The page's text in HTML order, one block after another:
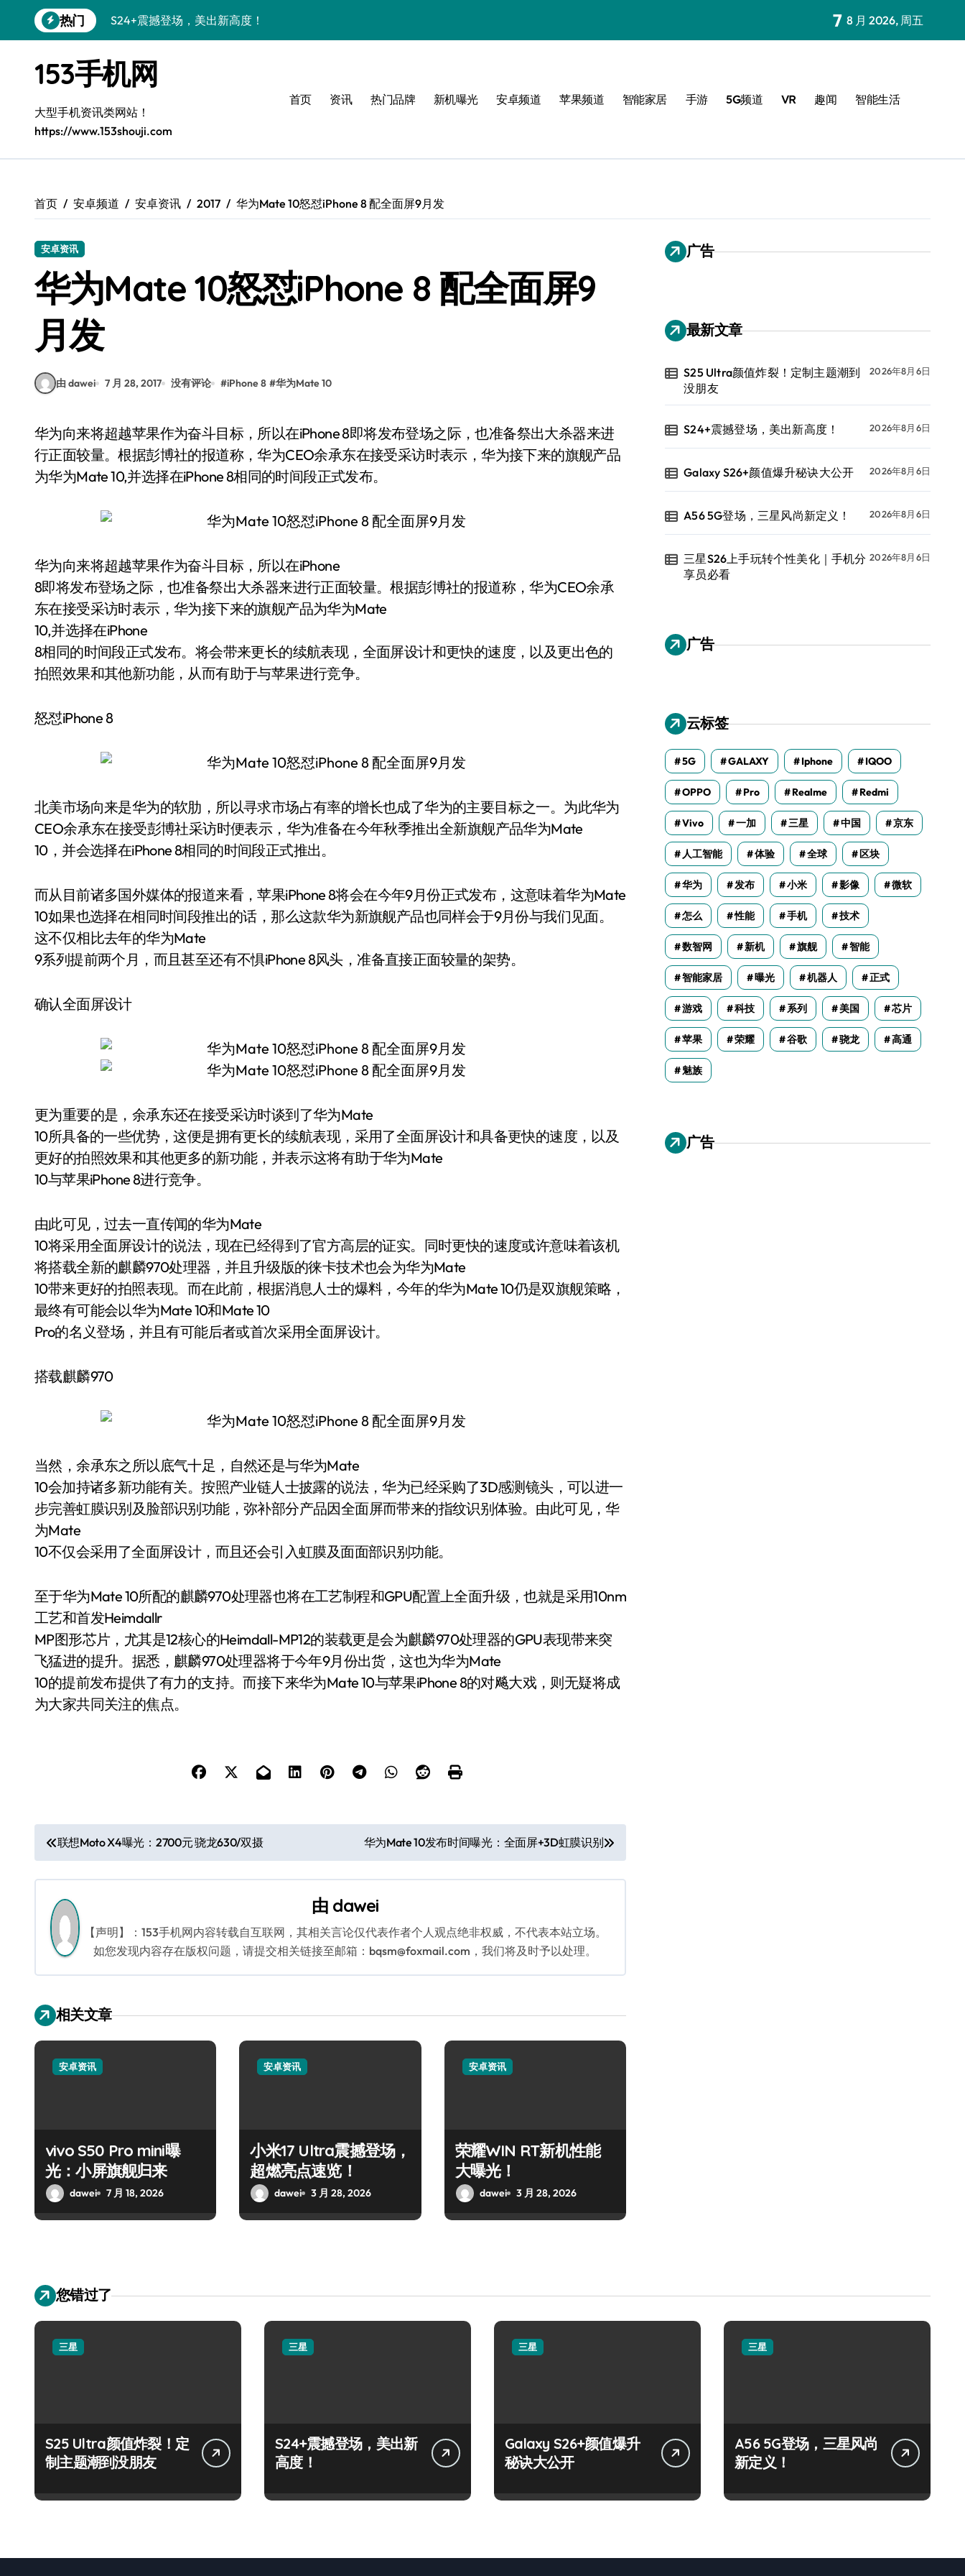
到
热门
S24+震撼登场，美出新高度！
A56 5G登场，三星风尚新定义！
三星S26上手玩转个性美化｜手机分享员必看
S25美化秘籍：个性潮玩，炫酷加倍！
C55 5G焕新秘籍：定制潮流无限畅玩
Galaxy Z Flip6：折叠时尚，一瞬惊艳
S25 Ultra颜值炸裂！定制主题潮到没朋友
7 8 月 2026, 周五
153手机网
大型手机资讯类网站！
https://www.153shouji.com
首页 资讯 热门品牌 新机曝光 安卓频道 苹果频道 智能家居 手游 5G频道 VR 趣闻 智能生活
首页 安卓频道 安卓资讯 2017 华为Mate 10怒怼iPhone 8 配全面屏9月发
安卓资讯
华为Mate 10怒怼iPhone 8 配全面屏9
月发
由 dawei 7 月 28, 2017 没有评论 #iPhone 8 #华为Mate 10
华为向来将超越苹果作为奋斗目标，所以在iPhone 8即将发布登场之际，也准备祭出大杀器来进
行正面较量。根据彭博社的报道称，华为CEO余承东在接受采访时表示，华为接下来的旗舰产品
为华为Mate 10,并选择在iPhone 8相同的时间段正式发布。
华为向来将超越苹果作为奋斗目标，所以在iPhone
8即将发布登场之际，也准备祭出大杀器来进行正面较量。根据彭博社的报道称，华为CEO余承
东在接受采访时表示，华为接下来的旗舰产品为华为Mate
10,并选择在iPhone
8相同的时间段正式发布。将会带来更长的续航表现，全面屏设计和更快的速度，以及更出色的
拍照效果和其他新功能，从而有助于与苹果进行竞争。
怒怼iPhone 8
北美市场向来是华为的软肋，所以寻求市场占有率的增长也成了华为的主要目标之一。为此华为
CEO余承东在接受彭博社采访时便表示，华为准备在今年秋季推出全新旗舰产品华为Mate
10，并会选择在iPhone 8相同的时间段正式推出。
而从目前诸多国外媒体的报道来看，苹果iPhone 8将会在今年9月份正式发布，这意味着华为Mate
10如果也选择在相同时间段推出的话，那么这款华为新旗舰产品也同样会于9月份与我们见面。
这不仅相比去年的华为Mate
9系列提前两个月，而且甚至还有不惧iPhone 8风头，准备直接正面较量的架势。
确认全面屏设计
更为重要的是，余承东还在接受采访时谈到了华为Mate
10所具备的一些优势，这便是拥有更长的续航表现，采用了全面屏设计和具备更快的速度，以及
更好的拍照效果和其他更多的新功能，并表示这将有助于华为Mate
10与苹果iPhone 8进行竞争。
由此可见，过去一直传闻的华为Mate
10将采用全面屏设计的说法，现在已经得到了官方高层的证实。同时更快的速度或许意味着该机
将搭载全新的麒麟970处理器，并且升级版的徕卡技术也会为华为Mate
10带来更好的拍照表现。而在此前，根据消息人士的爆料，今年的华为Mate 10仍是双旗舰策略，
最终有可能会以华为Mate 10和Mate 10
Pro的名义登场，并且有可能后者或首次采用全面屏设计。
搭载麒麟970
当然，余承东之所以底气十足，自然还是与华为Mate
10会加持诸多新功能有关。按照产业链人士披露的说法，华为已经采购了3D感测镜头，可以进一
步完善虹膜识别及脸部识别功能，弥补部分产品因全面屏而带来的指纹识别体验。由此可见，华
为Mate
10不仅会采用了全面屏设计，而且还会引入虹膜及面面部识别功能。
至于华为Mate 10所配的麒麟970处理器也将在工艺制程和GPU配置上全面升级，也就是采用10nm
工艺和首发Heimdallr
MP图形芯片，尤其是12核心的Heimdall-MP12的装载更是会为麒麟970处理器的GPU表现带来突
飞猛进的提升。据悉，麒麟970处理器将于今年9月份出货，这也为华为Mate
10的提前发布提供了有力的支持。而接下来华为Mate 10与苹果iPhone 8的对飚大戏，则无疑将成
为大家共同关注的焦点。
文
章
导
航
联想Moto X4曝光：2700元 骁龙630/双摄 华为Mate 10发布时间曝光：全面屏+3D虹膜识别
由 dawei
【声明】：153手机网内容转载自互联网，其相关言论仅代表作者个人观点绝非权威，不代表本站立场。
如您发现内容存在版权问题，请提交相关链接至邮箱：bqsm@foxmail.com，我们将及时予以处理。
相关文章
安卓资讯
vivo S50 Pro mini曝
光：小屏旗舰归来
dawei 7 月 18, 2026
安卓资讯
小米17 Ultra震撼登场，
超燃亮点速览！
dawei 3 月 28, 2026
安卓资讯
荣耀WIN RT新机性能
大曝光！
dawei 3 月 28, 2026
广告
最新文章
S25 Ultra颜值炸裂！定制主题潮到
没朋友
2026年8月6日
S24+震撼登场，美出新高度！ 2026年8月6日
Galaxy S26+颜值爆升秘诀大公开 2026年8月6日
A56 5G登场，三星风尚新定义！ 2026年8月6日
三星S26上手玩转个性美化｜手机分
享员必看
2026年8月6日
广告
云标签
5G GALAXY Iphone IQOO
OPPO Pro Realme Redmi
Vivo 一加 三星 中国 京东
人工智能 体验 全球 区块
华为 发布 小米 影像 微软
怎么 性能 手机 技术
数智网 新机 旗舰 智能
智能家居 曝光 机器人 正式
游戏 科技 系列 美国 芯片
苹果 荣耀 谷歌 骁龙 高通
魅族
广告
您错过了
三星
S25 Ultra颜值炸裂！定
制主题潮到没朋友
三星
S24+震撼登场，美出新
高度！
三星
Galaxy S26+颜值爆升
秘诀大公开
三星
A56 5G登场，三星风尚
新定义！